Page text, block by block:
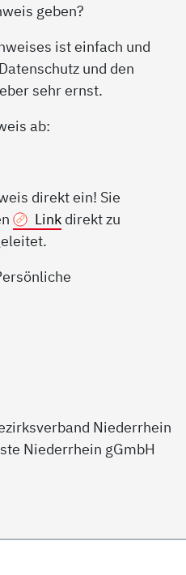
geben?
ist einfach und
und den
sehr ernst.
ab:
direkt ein! Sie
Linkdirekt zu
Niederrhein
Niederrhein gGmbH